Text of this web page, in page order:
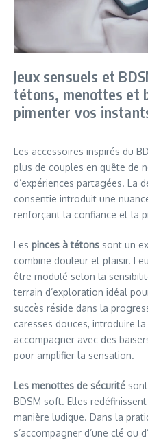
Jeux sensuels et
tétons, menottes et
pimenter vos
Les accessoires inspirés du
plus de couples en quête de
d’expériences partagées. La
consentie introduit une
renforçant la confiance et la
Les pinces à tétons sont un
combine douleur et plaisir.
être modulé selon la
terrain d’exploration idéal
succès réside dans la
caresses douces, introduire
accompagner avec des
pour amplifier la sensation.
Les menottes de sécurité
BDSM soft. Elles
manière ludique. Dans la
s’accompagner d’une clé ou